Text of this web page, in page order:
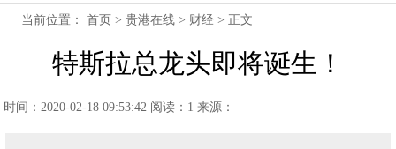
当前位置：首页 >贵港在线 > 财经 > 正文
特斯拉总龙头即将诞生！
时间：2020-02-18 09:53:42 阅读：1 来源：